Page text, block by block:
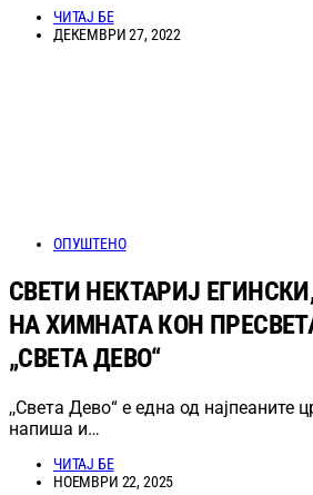
ЧИТАЈ БЕ
ДЕКЕМВРИ 27, 2022
ОПУШТЕНО
СВЕТИ НЕКТАРИЈ
НА ХИМНАТА КОН
„СВЕТА ДЕВО“
,,Света Дево“ е една од најпеаните
напиша и…
ЧИТАЈ БЕ
НОЕМВРИ 22, 2025